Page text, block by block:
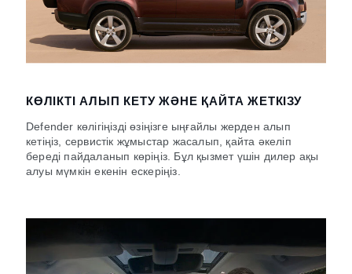
КӨЛІКТІ АЛЫП КЕТУ ЖӘНЕ ҚАЙТА ЖЕТКІЗУ
Defender көлігіңізді өзіңізге ыңғайлы жерден алып
кетіңіз, сервистік жұмыстар жасалып, қайта әкеліп
береді пайдаланып көріңіз. Бұл қызмет үшін дилер ақы
алуы мүмкін екенін ескеріңіз.